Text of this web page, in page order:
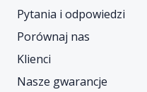
Pytania i odpowiedzi
Porównaj nas
Klienci
Nasze gwarancje